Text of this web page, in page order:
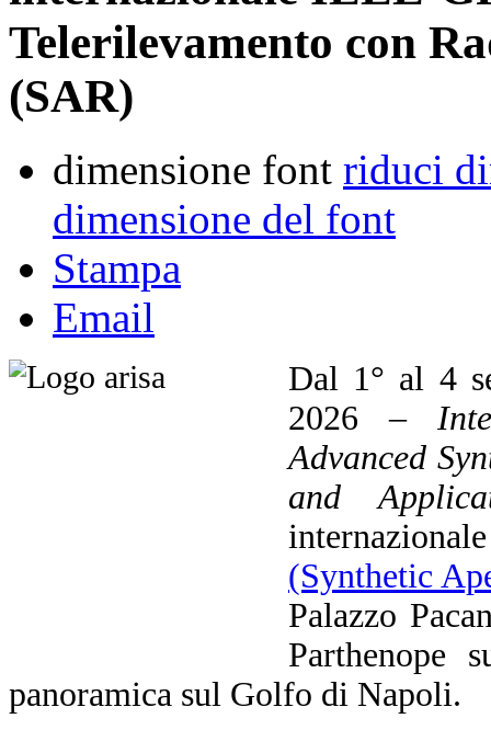
Telerilevamento con
(SAR)
dimensione font riduci
dimensione del font
Stampa
Email
Dal 1° al 4
2026 –
Advanced
and
(Synthetic
Palazzo
Parthenope
panoramica sul Golfo di Napoli.